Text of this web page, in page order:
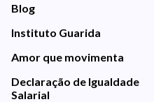
Blog
Instituto Guarida
Amor que movimenta
Declaração de Igualdade
Salarial